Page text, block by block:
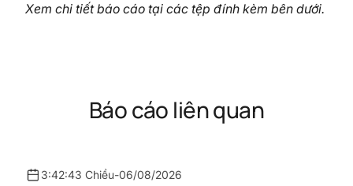
Xem chi tiết báo cáo tại các tệp đính kèm bên dưới.
Báo cáo liên quan
3:42:43 Chiều-06/08/2026